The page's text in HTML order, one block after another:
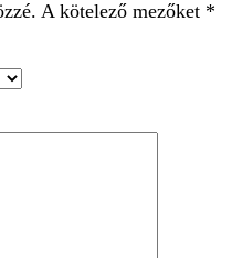
A kötelező mezőket *